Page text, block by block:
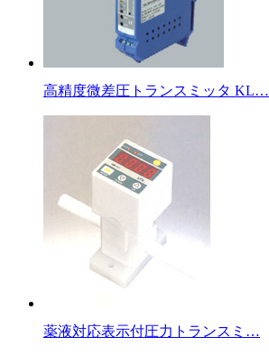
高精度微差圧トランスミッタ KL…
薬液対応表示付圧力トランスミ…